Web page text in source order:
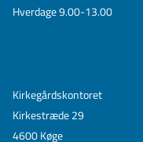
Hverdage 9.00-13.00
Kirkegårdskontoret
Kirkestræde 29
4600 Køge